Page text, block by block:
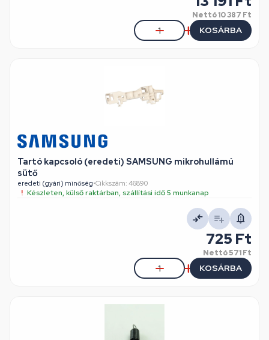
Nettó10 387 Ft
KOSÁRBA
Tartó kapcsoló (eredeti) SAMSUNG mikrohullámú
sütő
eredeti (gyári) minőség•Cikkszám: 46890
Készleten, külső raktárban, szállítási idő 5 munkanap
725 Ft
Nettó571 Ft
KOSÁRBA